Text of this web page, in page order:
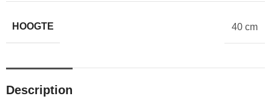
HOOGTE 40 cm
Description